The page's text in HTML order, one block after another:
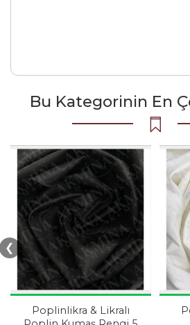
Bu Kategorinin En
Poplinlikra & Likralı
❮